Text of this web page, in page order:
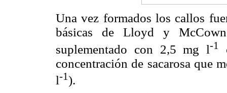
Una vez formados los callos
básicas de Lloyd y
suplementado con 2,5 mg l-1
concentración de sacarosa que
l-1).